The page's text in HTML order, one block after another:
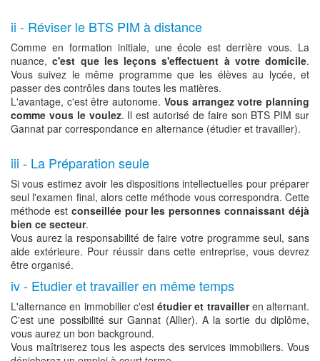
ii - Réviser le BTS PIM à distance
Comme en formation initiale, une école est derrière vous. La
nuance,c'est que les leçons s'effectuent à votre domicile.
Vous suivez le même programme que les élèves au lycée, et
passer des contrôles dans toutes les matières.
L'avantage, c'est être autonome. Vous arrangez votre planning
comme vous le voulez. Il est autorisé de faire son BTS PIM sur
Gannat par correspondance en alternance (étudier et travailler).
iii - La Préparation seule
Si vous estimez avoir les dispositions intellectuelles pour préparer
seul l'examen final, alors cette méthode vous correspondra. Cette
méthode est conseillée pour les personnes connaissant déjà
bien ce secteur.
Vous aurez la responsabilité de faire votre programme seul, sans
aide extérieure. Pour réussir dans cette entreprise, vous devrez
être organisé.
iv - Etudier et travailler en même temps
L'alternance en immobilier c'est étudier et travailleren alternant.
C'est une possibilité sur Gannat (Allier). A la sortie du diplôme,
vous aurez un bon background.
Vous maîtriserez tous les aspects des services immobiliers. Vous